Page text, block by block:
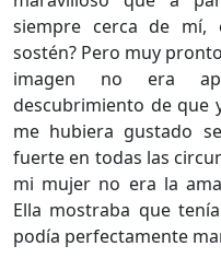
siempre cerca de mí,
sostén? Pero muy
imagen no era
descubrimiento de que
me hubiera gustado
fuerte en todas las
mi mujer no era la
Ella mostraba que
podía perfectamente